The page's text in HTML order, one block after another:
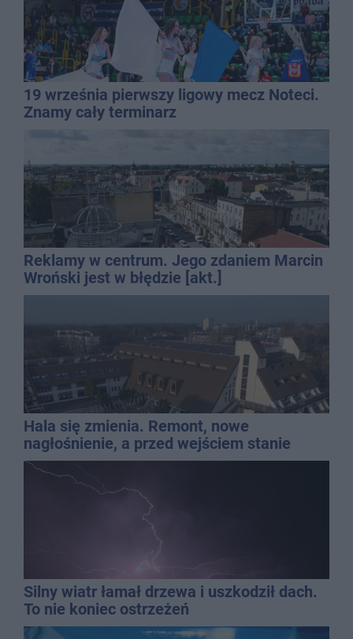
19 września pierwszy ligowy mecz Noteci.
Znamy cały terminarz
Reklamy w centrum. Jego zdaniem Marcin
Wroński jest w błędzie [akt.]
Hala się zmienia. Remont, nowe
nagłośnienie, a przed wejściem stanie
QEMETICA ARENA
Silny wiatr łamał drzewa i uszkodził dach.
To nie koniec ostrzeżeń